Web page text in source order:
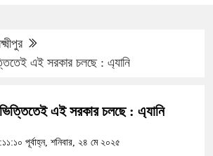
এই সরকার চলছে : এ্যানি
এই সরকার চলছে : এ্যানি
পূর্বাহ্ন, শনিবার, ২৪ মে ২০২৫